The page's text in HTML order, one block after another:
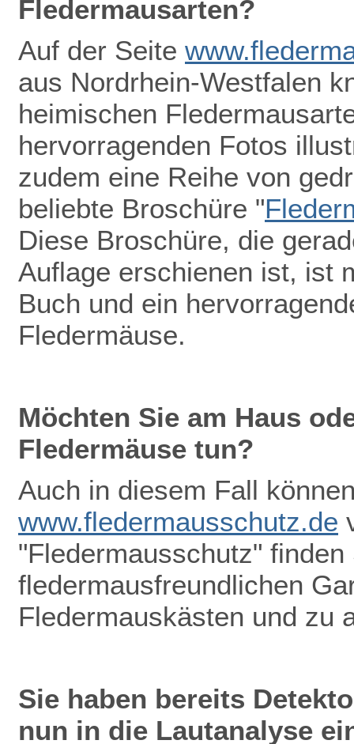
Fledermausarten?
Auf der Seite
aus Nordrhein-Westfalen
heimischen
hervorragenden Fotos
zudem eine Reihe von
beliebte Broschüre "
Diese Broschüre, die
Auflage erschienen ist, ist
Buch und ein
Fledermäuse.
Möchten Sie am Haus
Fledermäuse tun?
Auch in diesem Fall
www.fledermausschutz.de
"Fledermausschutz"
fledermausfreundlichen
Fledermauskästen und zu
Sie haben bereits
nun in die Lautanalyse